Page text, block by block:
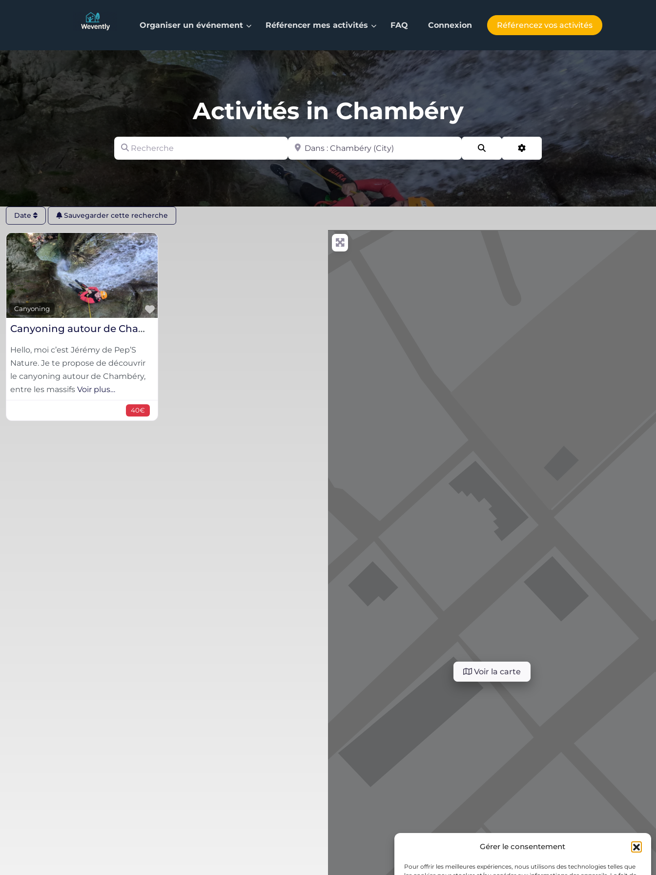
Gérer le consentement
Pour offrir les meilleures expériences, nous utilisons des technologies telles que
Organiser un événement Référencer mes activités FAQ Connexion Référencez vos activités
Activités in Chambéry
Recherche Zone Advanced Filters
Date Sauvegarder cette recherche
Canyoning
Favorite
Canyoning autour de Chambéry
Hello, moi c’est Jérémy de Pep’S
Nature. Je te propose de découvrir
le canyoning autour de Chambéry,
entre les massifs Voir plus…
40€
Voir la carte